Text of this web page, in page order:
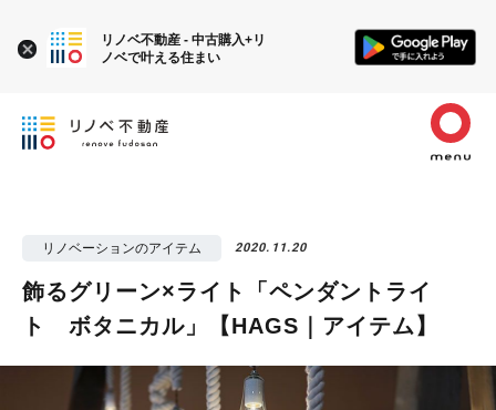
リノベーションのアイテム 2020.11.20
飾るグリーン×ライト「ペンダントライ
ト ボタニカル」【HAGS｜アイテム】
リノベ不動産 - 中古購入+リ
ノベで叶える住まい